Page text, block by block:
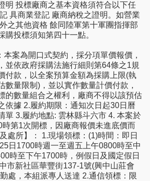
明 投標廠商之基本資格須符合以下任
具商業登記 廠商納稅之證明。如營業
之其他資格 餘同陸軍第十軍團指揮部
購投標須知第四十一點。
本案為開口式契約，採分項單價報價，
並依政府採購法施行細則第64條之1規
付款，以全案預算金額為採購上限(執
數量限制)，並以實作數量計價付款，
的數量組合之權利，廠商不得以該預估
依據 2.履約期限：通知次日起30日曆
單 3.履約地點: 雲林縣斗六市 4. 本案於
第1次開標，因廠商報價未進底價而
處所】： 1.現場領標：(1)時間：即日
日1700時週一至週五上午0800時至中
時至下午1700時，例假日及國定假日
市新社區華豐街137-1號(興中山莊會
處，本組派專人送達 2.通信領標：限